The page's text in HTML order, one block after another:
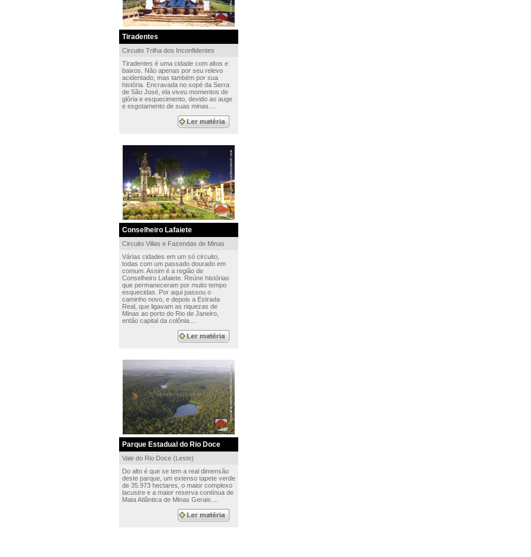
Tiradentes
Circuito Trilha dos Inconfidentes
Tiradentes é uma cidade com altos e
baixos. Não apenas por seu relevo
acidentado, mas também por sua
história. Encravada no sopé da Serra
de São José, ela viveu momentos de
glória e esquecimento, devido ao auge
e esgotamento de suas minas....
Conselheiro Lafaiete
Circuito Villas e Fazendas de Minas
Várias cidades em um só circuito,
todas com um passado dourado em
comum. Assim é a região de
Conselheiro Lafaiete. Reúne histórias
que permaneceram por muito tempo
esquecidas. Por aqui passou o
caminho novo, e depois a Estrada
Real, que ligavam as riquezas de
Minas ao porto do Rio de Janeiro,
então capital da colônia....
Parque Estadual do Rio Doce
Vale do Rio Doce (Leste)
Do alto é que se tem a real dimensão
deste parque, um extenso tapete verde
de 35.973 hectares, o maior complexo
lacustre e a maior reserva contínua de
Mata Atlântica de Minas Gerais....